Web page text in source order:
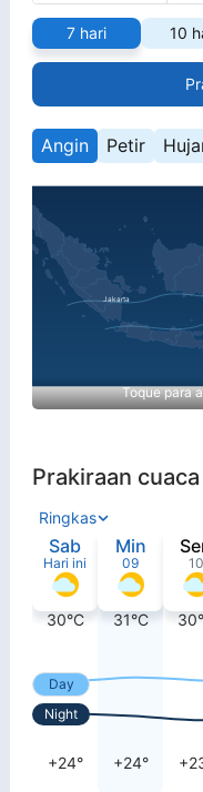
7 hari 10
Angin Petir
Toque para
Prakiraan
Ringkas
Sab
Hari ini
30°C
+24°
Min
09
31°C
+24°
10
Day
Night